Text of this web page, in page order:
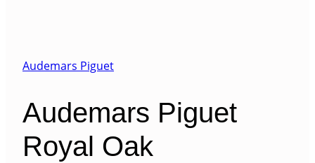
Audemars Piguet
Audemars Piguet
Royal Oak